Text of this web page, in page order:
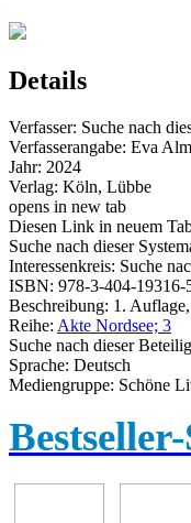
Details
Verfasser: Suche nach
Verfasserangabe: Eva
Jahr: 2024
Verlag: Köln, Lübbe
opens in new tab
Diesen Link in neuem
Suche nach dieser
Interessenkreis: Suche
ISBN: 978-3-404-19316-
Beschreibung: 1.
Reihe: Akte Nordsee; 3
Suche nach dieser
Sprache: Deutsch
Mediengruppe: Schöne